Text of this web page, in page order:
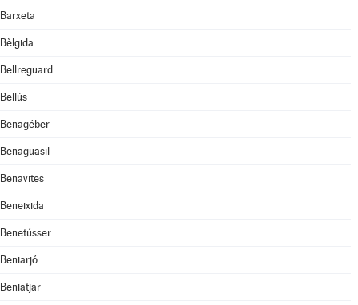
Barxeta
Bèlgida
Bellreguard
Bellús
Benagéber
Benaguasil
Benavites
Beneixida
Benetússer
Beniarjó
Beniatjar